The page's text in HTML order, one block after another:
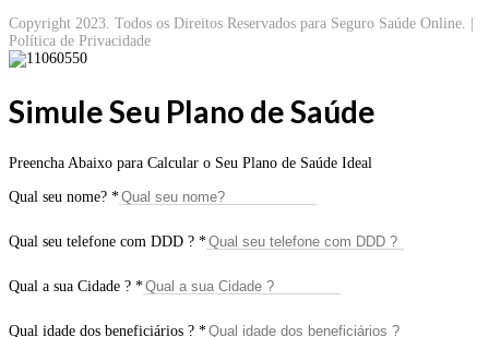
Copyright 2023. Todos os Direitos Reservados para Seguro Saúde Online. |
Política de Privacidade
Simule Seu Plano de Saúde
Preencha Abaixo para Calcular o Seu Plano de Saúde Ideal
Qual seu nome? *
Qual seu telefone com DDD ? *
Qual a sua Cidade ? *
Qual idade dos beneficiários ? *